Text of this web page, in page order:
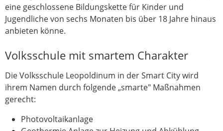
eine geschlossene Bildungskette für Kinder und
Jugendliche von sechs Monaten bis über 18 Jahre hinaus
anbieten könne.
Volksschule mit smartem Charakter
Die Volksschule Leopoldinum in der Smart City wird
ihrem Namen durch folgende „smarte" Maßnahmen
gerecht:
Photovoltaikanlage